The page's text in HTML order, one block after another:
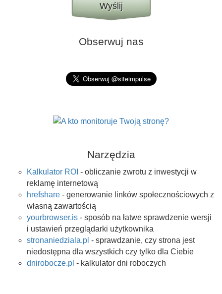
Wyślij
Obserwuj nas
Narzędzia
Kalkulator ROI - obliczanie zwrotu z inwestycji w
reklamę internetową
hrefshare - generowanie linków społecznościowych z
własną zawartością
yourbrowser.is - sposób na łatwe sprawdzenie wersji
i ustawień przeglądarki użytkownika
stronaniedziala.pl - sprawdzanie, czy strona jest
niedostępna dla wszystkich czy tylko dla Ciebie
dnirobocze.pl - kalkulator dni roboczych